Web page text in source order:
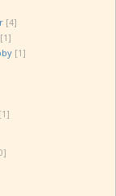
[4]
[1]
[1]
[1]